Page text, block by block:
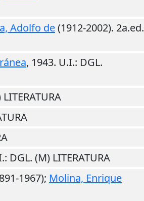
Adolfo de(1912-2002). 2a.ed.
, 1943. U.I.: DGL.
: DGL. (M) LITERATURA
1967); Molina, Enrique